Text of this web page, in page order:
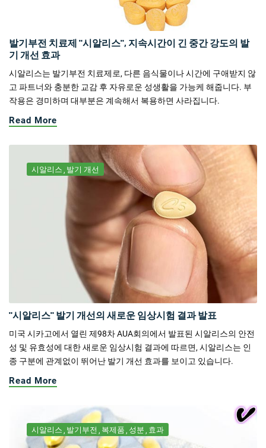
발기부전 치료제 "시알리스", 지속시간이 긴 중간 강도의 발
기 개선 효과
시알리스는 발기부전 치료제로, 다른 음식물이나 시간에 구애받지 않
고 파트너와 충분한 교감 후 자유로운 성생활을 가능케 해줍니다. 부
작용은 경미하며 대부분은 계속해서 복용하면 사라집니다.
Read More
시알리스 발기 개선
"시알리스" 발기 개선의 새로운 임상시험 결과 발표
미국 시카고에서 열린 제98차 AUA회의에서 발표된 시알리스의 안전
성 및 유효성에 대한 새로운 임상시험 결과에 따르면, 시알리스는 인
종 구분에 관계없이 뛰어난 발기 개선 효과를 보이고 있습니다.
Read More
시알리스 발기부전 복제품 성분 효과